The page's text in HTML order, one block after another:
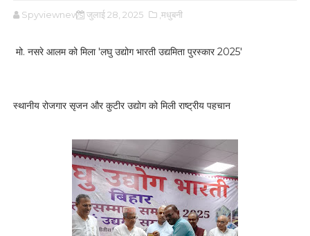
Spyviewnews जुलाई 28, 2025 ,मधुबनी
मो. नसरे आलम को मिला 'लघु उद्योग भारती उद्यमिता पुरस्कार 2025'
स्थानीय रोजगार सृजन और कुटीर उद्योग को मिली राष्ट्रीय पहचान